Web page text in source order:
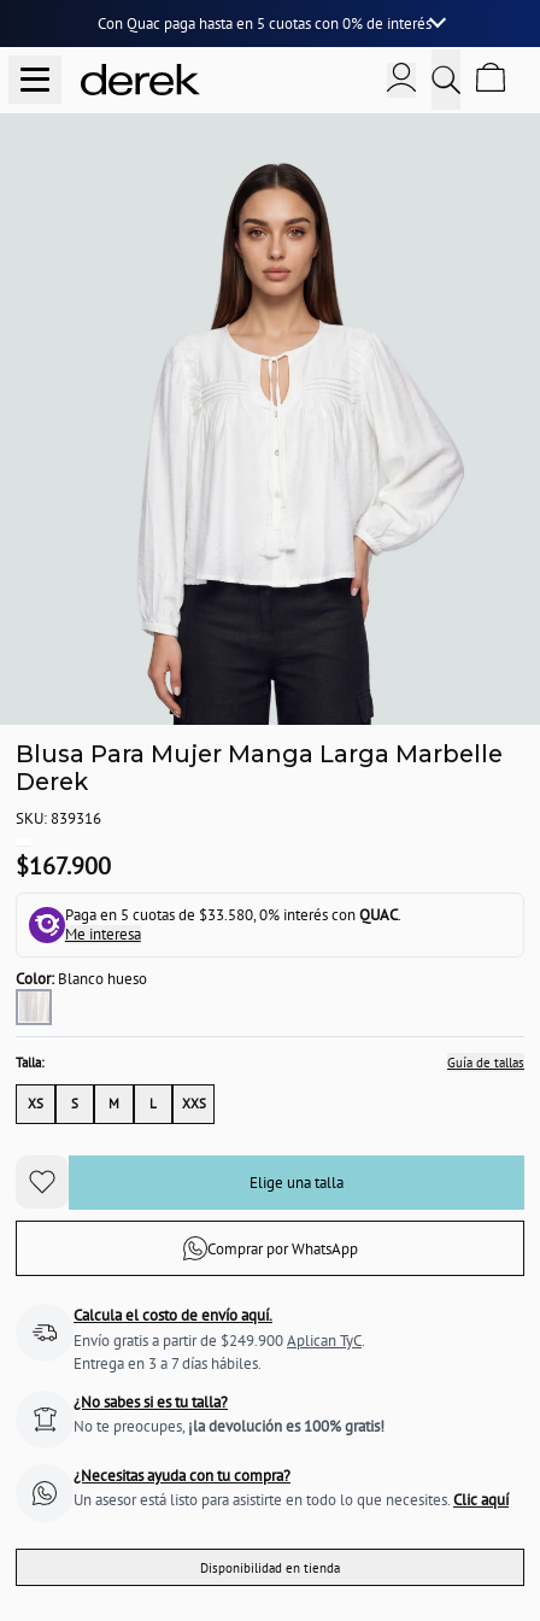
Con Quac paga hasta en 5 cuotascon0% de interés
Blusa Para Mujer Manga Larga Marbelle
Derek
SKU: 839316
$167.900
Paga en 5 cuotas de $33.580, 0% interés conQUAC.
Me interesa
Color:Blanco hueso
Talla: Guía de tallas
XS S M L XXS
Elige una talla
Comprar por WhatsApp
Calcula el costo de envío aquí.
Envío gratis a partir de $249.900Aplican TyC.
Entrega en 3 a 7 días hábiles.
¿No sabes si es tu talla?
No te preocupes, ¡la devolución es 100% gratis!
¿Necesitas ayuda con tu compra?
Un asesor está listo para asistirte en todo lo que necesites.Clic aquí
Disponibilidad en tienda